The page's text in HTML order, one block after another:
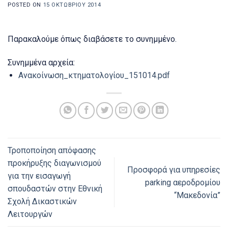
POSTED ON 15 ΟΚΤΩΒΡΊΟΥ 2014
Παρακαλούμε όπως διαβάσετε το συνημμένο.
Συνημμένα αρχεία:
Ανακοίνωση_κτηματολογίου_151014.pdf
Τροποποίηση απόφασης
προκήρυξης διαγωνισμού
για την εισαγωγή
σπουδαστών στην Εθνική
Σχολή Δικαστικών
Λειτουργών
Προσφορά για υπηρεσίες
parking αεροδρομίου
“Μακεδονία”